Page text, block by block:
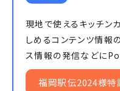
現地で使えるキッチン
しめるコンテンツ情報
ス情報の発信などに
福岡駅伝2024様特